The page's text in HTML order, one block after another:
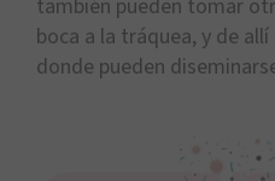
también pueden tomar
boca a la tráquea, y de
donde pueden